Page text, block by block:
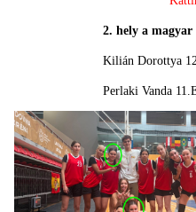
2. hely a
Kilián Dorottya
Perlaki Vanda